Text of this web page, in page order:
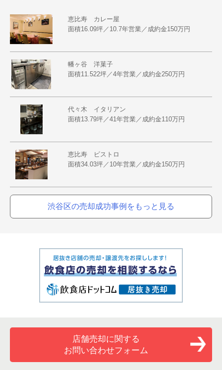
恵比寿 カレー屋
面積16.09坪／10.7年営業／成約金150万円
幡ヶ谷 洋菓子
面積11.522坪／4年営業／成約金250万円
代々木 イタリアン
面積13.79坪／41年営業／成約金110万円
恵比寿 ビストロ
面積34.03坪／10年営業／成約金150万円
渋谷区の売却成功事例をもっと見る
店舗売却に関する
お問い合わせフォーム